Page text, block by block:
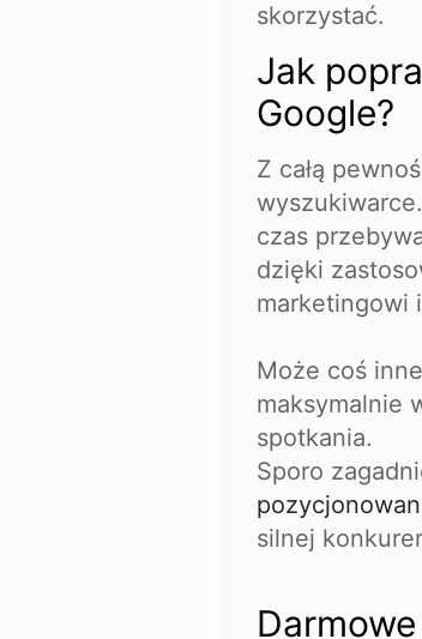
skorzystać.
Jak
Google?
Z całą
czas
dzięki
marketingowi
Może coś
maksymalnie
spotkania.
Sporo
silnej